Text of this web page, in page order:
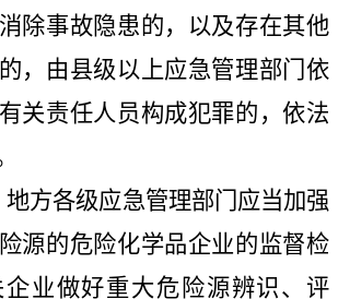
除事故隐患的，以及存在其他
，由县级以上应急管理部门依
关责任人员构成犯罪的，依法
地方各级应急管理部门应当加强
源的危险化学品企业的监督检
业做好重大危险源辨识、评